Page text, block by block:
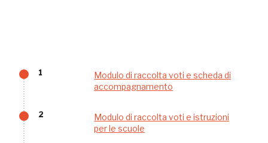
1
Modulo di raccolta voti e scheda di
accompagnamento
2
Modulo di raccolta voti e istruzioni
per le scuole
Sansevero